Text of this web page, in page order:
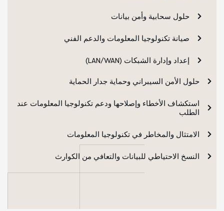
حلول سحابية وأمن بيانات
صيانة تكنولوجيا المعلومات والدعم الفني
إعداد وإدارة الشبكات (LAN/WAN)
حلول الأمن السيبراني وحماية جدار الحماية
استكشاف الأخطاء وإصلاحها ودعم تكنولوجيا المعلومات عند
الطلب
الامتثال والمخاطر في تكنولوجيا المعلومات
النسخ الاحتياطي للبيانات والتعافي من الكوارث